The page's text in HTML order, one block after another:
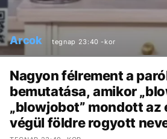
Arcok tegnap 23:40 -kor
Nagyon félrement a
bemutatása, amikor
„blowjobot” mondott az
végül földre rogyott